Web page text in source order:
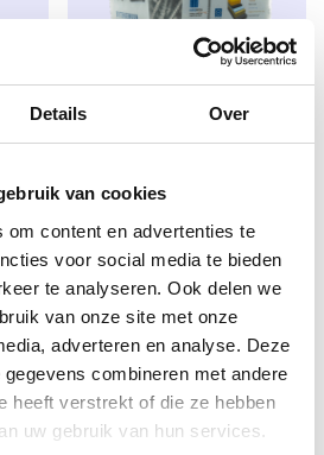
Details Over
van cookies
om content en advertenties te
voor social media te bieden
te analyseren. Ook delen we
van onze site met onze
adverteren en analyse. Deze
combineren met andere
heeft verstrekt of die ze hebben
uw gebruik van hun services.
als RVS
RVS schroeven zijn SilverMate
bij hoge belasting. Daarmee
zowel de professional als de
stevig aan de bit zitten, ideaal
het hoofd of met één hand.
: voor optimale grip
Voordeelemmer SilverMate
Outdoor Schroeven 5,0x50mm
1000 stuks
€81,64Oorspronkelijke
prijs
was:
€ 81,64.
€73,00Huidige
prijs
is:
€ 73,00.
excl. BTW:€60,33
Nog 7 op voorraad